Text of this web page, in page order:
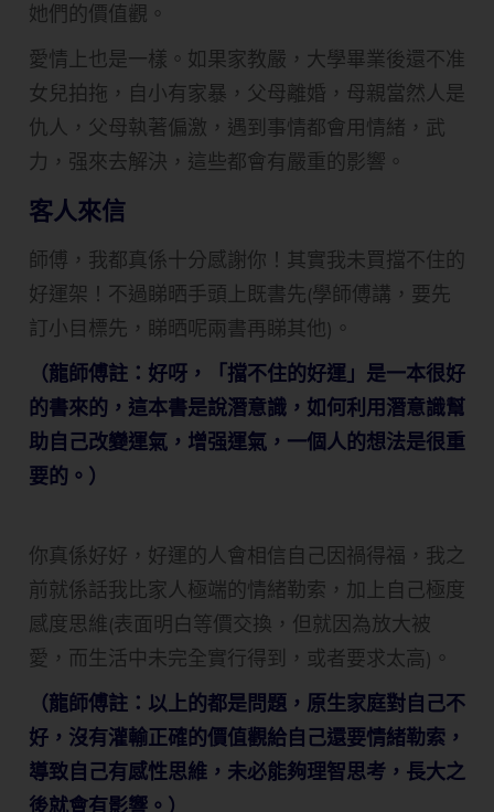
她們的價值觀。
愛情上也是一樣。如果家教嚴，大學畢業後還不准
女兒拍拖，自小有家暴，父母離婚，母親當然人是
仇人，父母執著偏激，遇到事情都會用情緒，武
力，强來去解決，這些都會有嚴重的影響。
客人來信
師傅，我都真係十分感謝你！其實我未買擋不住的
好運架！不過睇晒手頭上既書先(學師傅講，要先
訂小目標先，睇晒呢兩書再睇其他)。
（龍師傅註：好呀，「擋不住的好運」是一本很好
的書來的，這本書是說潛意識，如何利用潛意識幫
助自己改變運氣，增强運氣，一個人的想法是很重
要的。）
你真係好好，好運的人會相信自己因禍得福，我之
前就係話我比家人極端的情緒勒索，加上自己極度
感度思維(表面明白等價交換，但就因為放大被
愛，而生活中未完全實行得到，或者要求太高)。
（龍師傅註：以上的都是問題，原生家庭對自己不
好，沒有灌輸正確的價值觀給自己還要情緒勒索，
導致自己有感性思維，未必能夠理智思考，長大之
後就會有影響。）